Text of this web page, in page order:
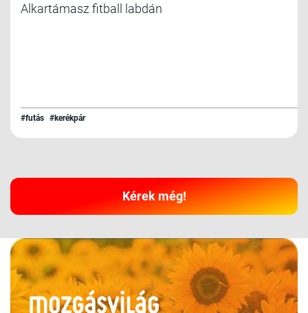
Alkartámasz fitball labdán
#futás #kerékpár
Kérek még!